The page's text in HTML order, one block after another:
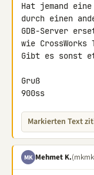
Hat jemand eine
durch einen
GDB-Server
wie CrossWorks
Gibt es sonst
Gruß
900ss
Markierten Text
MK Mehmet K.